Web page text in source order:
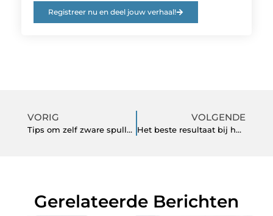
Registreer nu en deel jouw verhaal!
VORIG
Tips om zelf zware spullen te verhuizen
VOLGENDE
Het beste resultaat bij haarstylist Amsterdam
Gerelateerde Berichten